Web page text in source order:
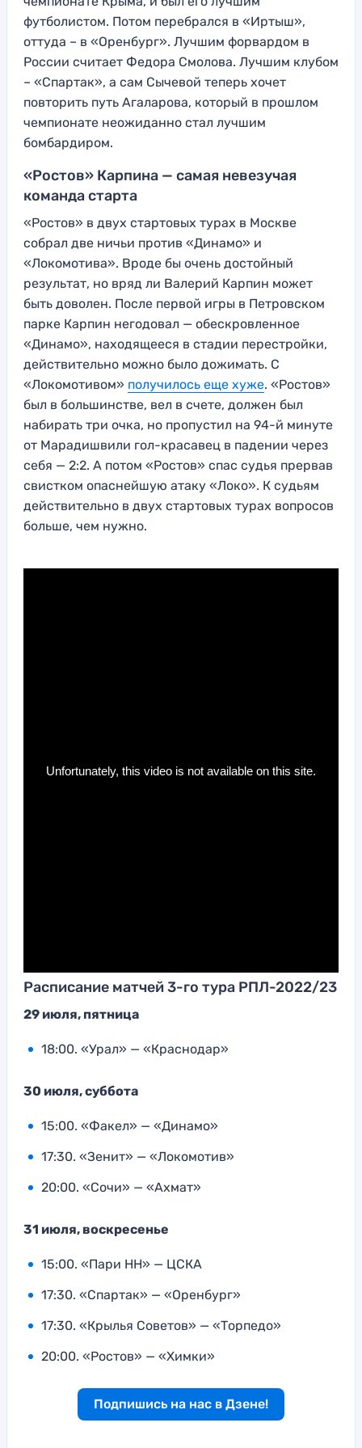
футболистом. Потом перебрался в «Иртыш»,
оттуда – в «Оренбург». Лучшим форвардом в
России считает Федора Смолова. Лучшим клубом
– «Спартак», а сам Сычевой теперь хочет
повторить путь Агаларова, который в прошлом
чемпионате неожиданно стал лучшим
бомбардиром.
«Ростов» Карпина — самая невезучая
команда старта
«Ростов» в двух стартовых турах в Москве
собрал две ничьи против «Динамо» и
«Локомотива». Вроде бы очень достойный
результат, но вряд ли Валерий Карпин может
быть доволен. После первой игры в Петровском
парке Карпин негодовал — обескровленное
«Динамо», находящееся в стадии перестройки,
действительно можно было дожимать. С
«Локомотивом» получилось еще хуже. «Ростов»
был в большинстве, вел в счете, должен был
набирать три очка, но пропустил на 94-й минуте
от Марадишвили гол-красавец в падении через
себя — 2:2. А потом «Ростов» спас судья прервав
свистком опаснейшую атаку «Локо». К судьям
действительно в двух стартовых турах вопросов
больше, чем нужно.
Расписание матчей 3-го тура РПЛ-2022/23
29 июля, пятница
18:00. «Урал» — «Краснодар»
30 июля, суббота
15:00. «Факел» — «Динамо»
17:30. «Зенит» — «Локомотив»
20:00. «Сочи» — «Ахмат»
31 июля, воскресенье
15:00. «Пари НН» — ЦСКА
17:30. «Спартак» — «Оренбург»
17:30. «Крылья Советов» — «Торпедо»
20:00. «Ростов» — «Химки»
Подпишись на нас в Дзене!